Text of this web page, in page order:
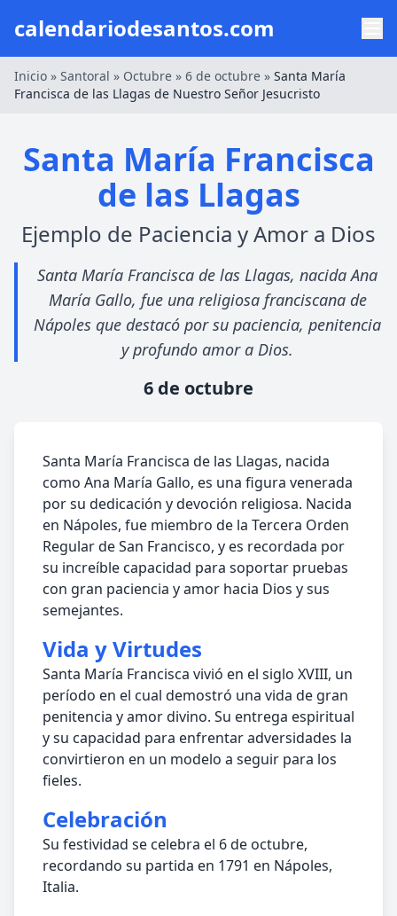
calendariodesantos.com
Inicio » Santoral » Octubre » 6 de octubre » Santa María
Francisca de las Llagas de Nuestro Señor Jesucristo
Santa María Francisca
de las Llagas
Ejemplo de Paciencia y Amor a Dios
Santa María Francisca de las Llagas, nacida Ana
María Gallo, fue una religiosa franciscana de
Nápoles que destacó por su paciencia, penitencia
y profundo amor a Dios.
6 de octubre
Santa María Francisca de las Llagas, nacida
como Ana María Gallo, es una figura venerada
por su dedicación y devoción religiosa. Nacida
en Nápoles, fue miembro de la Tercera Orden
Regular de San Francisco, y es recordada por
su increíble capacidad para soportar pruebas
con gran paciencia y amor hacia Dios y sus
semejantes.
Vida y Virtudes
Santa María Francisca vivió en el siglo XVIII, un
período en el cual demostró una vida de gran
penitencia y amor divino. Su entrega espiritual
y su capacidad para enfrentar adversidades la
convirtieron en un modelo a seguir para los
fieles.
Celebración
Su festividad se celebra el 6 de octubre,
recordando su partida en 1791 en Nápoles,
Italia.